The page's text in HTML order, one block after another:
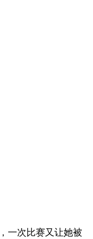
一次比赛又让她被